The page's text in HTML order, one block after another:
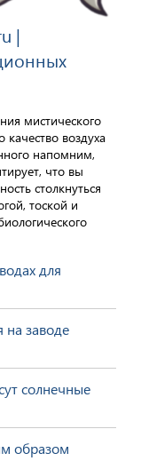
|
мистического
качество воздуха
напомним,
что вы
столкнуться
тоской и
для
заводе
солнечные
образом